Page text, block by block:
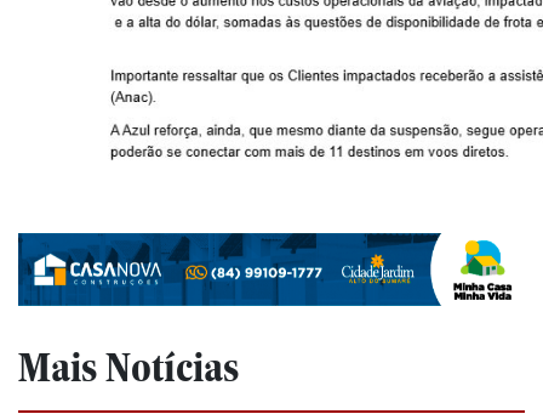
Mais Notícias